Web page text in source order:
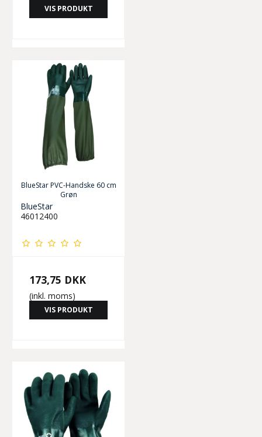
VIS PRODUKT
BlueStar PVC-Handske 60 cm
Grøn
BlueStar
46012400
173,75 DKK
(inkl. moms)
VIS PRODUKT